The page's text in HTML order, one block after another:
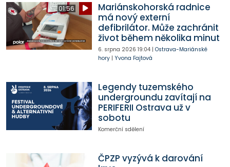
01:56
Mariánskohorská radnice
má nový externí
defibrilátor. Může zachránit
život během několika minut
6. srpna 2026 19:04| Ostrava-Mariánské
hory| Yvona Fajtová
Legendy tuzemského
undergroundu zavítají na
PERIFERII Ostrava už v
sobotu
Komerční sdělení
ČPZP vyzývá k darování